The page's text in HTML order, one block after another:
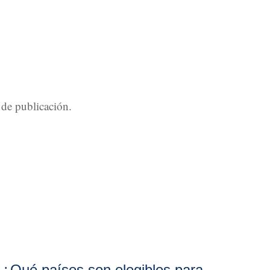
publicación.